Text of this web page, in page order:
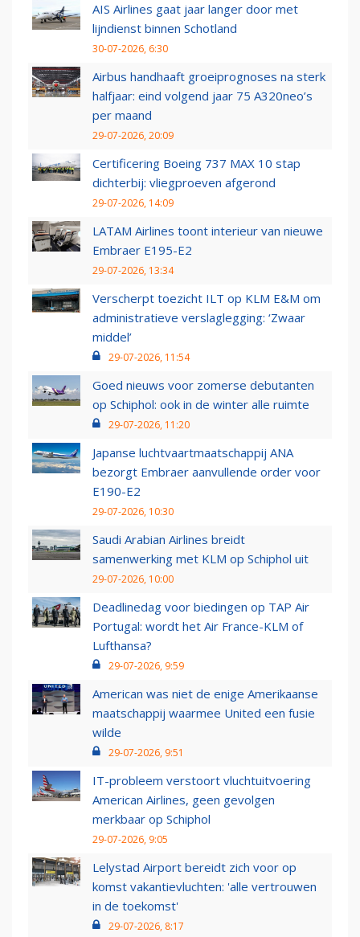
AIS Airlines gaat jaar langer door met
lijndienst binnen Schotland
30-07-2026, 6:30
Airbus handhaaft groeiprognoses na sterk
halfjaar: eind volgend jaar 75 A320neo’s
per maand
29-07-2026, 20:09
Certificering Boeing 737 MAX 10 stap
dichterbij: vliegproeven afgerond
29-07-2026, 14:09
LATAM Airlines toont interieur van nieuwe
Embraer E195-E2
29-07-2026, 13:34
Verscherpt toezicht ILT op KLM E&M om
administratieve verslaglegging: ‘Zwaar
middel’
29-07-2026, 11:54
Goed nieuws voor zomerse debutanten
op Schiphol: ook in de winter alle ruimte
29-07-2026, 11:20
Japanse luchtvaartmaatschappij ANA
bezorgt Embraer aanvullende order voor
E190-E2
29-07-2026, 10:30
Saudi Arabian Airlines breidt
samenwerking met KLM op Schiphol uit
29-07-2026, 10:00
Deadlinedag voor biedingen op TAP Air
Portugal: wordt het Air France-KLM of
Lufthansa?
29-07-2026, 9:59
American was niet de enige Amerikaanse
maatschappij waarmee United een fusie
wilde
29-07-2026, 9:51
IT-probleem verstoort vluchtuitvoering
American Airlines, geen gevolgen
merkbaar op Schiphol
29-07-2026, 9:05
Lelystad Airport bereidt zich voor op
komst vakantievluchten: 'alle vertrouwen
in de toekomst'
29-07-2026, 8:17